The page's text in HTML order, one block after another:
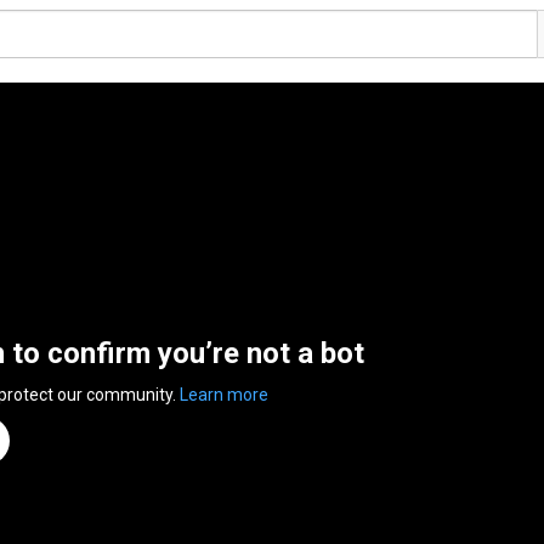
to confirm you’re not a bot
our community. Learn more